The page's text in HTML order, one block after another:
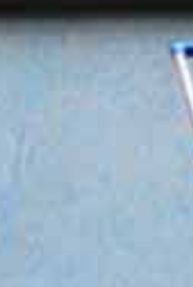
/// IATA
31
Lire la Suite